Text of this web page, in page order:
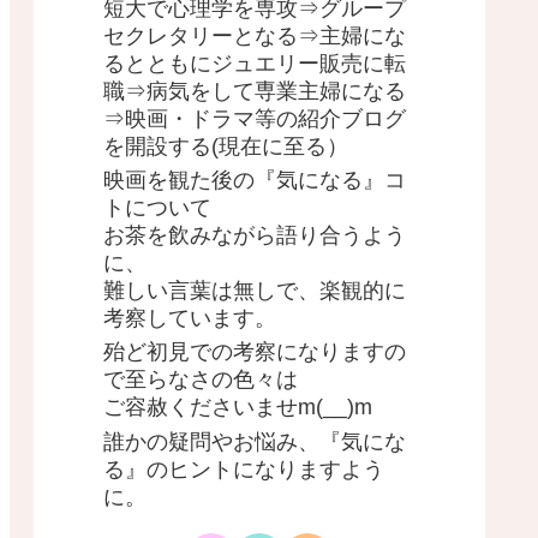
短大で心理学を専攻⇒グループ
セクレタリーとなる⇒主婦にな
るとともにジュエリー販売に転
職⇒病気をして専業主婦になる
⇒映画・ドラマ等の紹介ブログ
を開設する(現在に至る）
映画を観た後の『気になる』コ
トについて
お茶を飲みながら語り合うよう
に、
難しい言葉は無しで、楽観的に
考察しています。
殆ど初見での考察になりますの
で至らなさの色々は
ご容赦くださいませm(__)m
誰かの疑問やお悩み、『気にな
る』のヒントになりますよう
に。